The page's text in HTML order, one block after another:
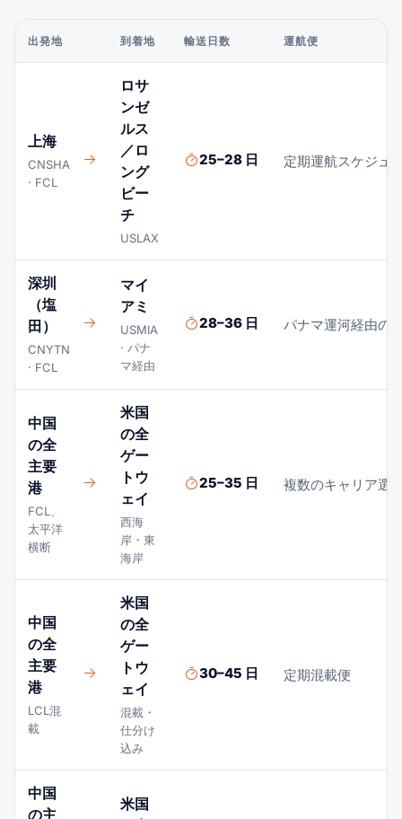
出発地 到着地 輸送日数 運航便
上海
CNSHA
· FCL
ロサ
ンゼ
ルス
／ロ
ング
ビー
チ
USLAX
25–28 日 定期運航スケジュ
深圳
（塩
田）
CNYTN
· FCL
マイ
アミ
USMIA
· パナ
マ経由
28–36 日 パナマ運河経由の
中国
の全
主要
港
FCL、
太平洋
横断
米国
の全
ゲー
トウ
ェイ
西海
岸・東
海岸
25–35 日 複数のキャリア選
中国
の全
主要
港
LCL混
載
米国
の全
ゲー
トウ
ェイ
混載・
仕分け
込み
30–45 日 定期混載便
中国
の主
米国